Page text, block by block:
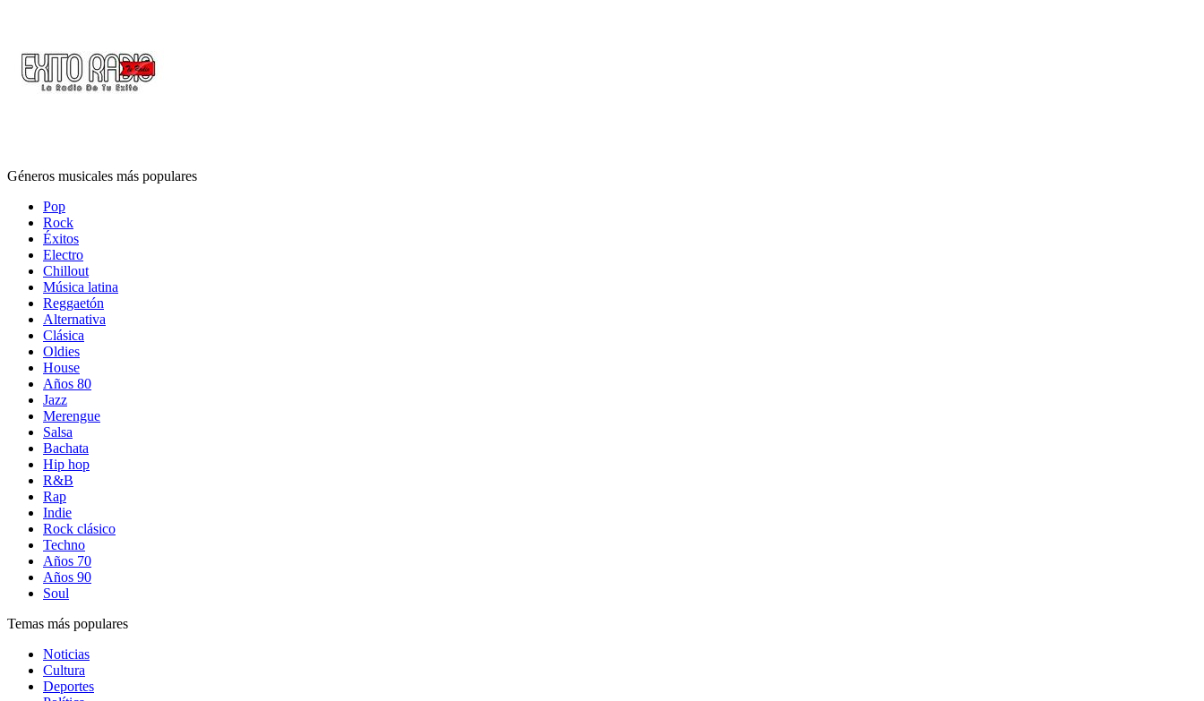
Géneros musicales más populares
Pop
Rock
Éxitos
Electro
Chillout
Música latina
Reggaetón
Alternativa
Clásica
Oldies
House
Años 80
Jazz
Merengue
Salsa
Bachata
Hip hop
R&B
Rap
Indie
Rock clásico
Techno
Años 70
Años 90
Soul
Temas más populares
Noticias
Cultura
Deportes